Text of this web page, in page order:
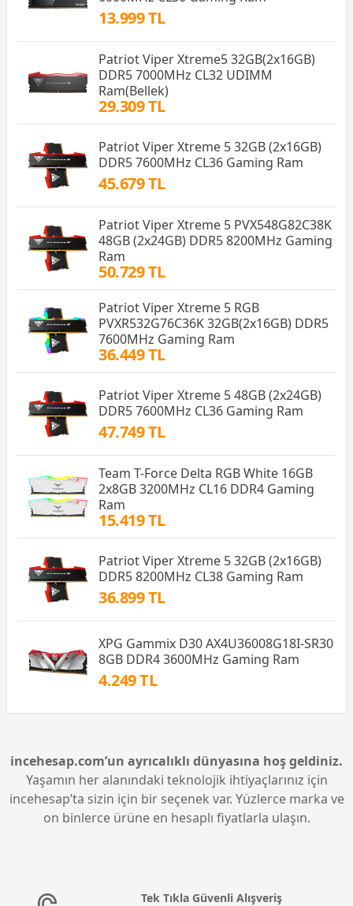
13.999 TL
Patriot Viper Xtreme5 32GB(2x16GB)
DDR5 7000MHz CL32 UDIMM
Ram(Bellek)
29.309 TL
Patriot Viper Xtreme 5 32GB (2x16GB)
DDR5 7600MHz CL36 Gaming Ram
45.679 TL
Patriot Viper Xtreme 5 PVX548G82C38K
48GB (2x24GB) DDR5 8200MHz Gaming
Ram
50.729 TL
Patriot Viper Xtreme 5 RGB
PVXR532G76C36K 32GB(2x16GB) DDR5
7600MHz Gaming Ram
36.449 TL
Patriot Viper Xtreme 5 48GB (2x24GB)
DDR5 7600MHz CL36 Gaming Ram
47.749 TL
Team T-Force Delta RGB White 16GB
2x8GB 3200MHz CL16 DDR4 Gaming
Ram
15.419 TL
Patriot Viper Xtreme 5 32GB (2x16GB)
DDR5 8200MHz CL38 Gaming Ram
36.899 TL
XPG Gammix D30 AX4U36008G18I-SR30
8GB DDR4 3600MHz Gaming Ram
4.249 TL
incehesap.com’un ayrıcalıklı dünyasına hoş geldiniz.
Yaşamın her alanındaki teknolojik ihtiyaçlarınız için
incehesap’ta sizin için bir seçenek var. Yüzlerce marka ve
on binlerce ürüne en hesaplı fiyatlarla ulaşın.
Tek Tıkla Güvenli Alışveriş